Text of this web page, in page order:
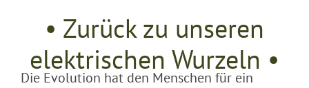
• Zurück zu unseren
elektrischen Wurzeln •
Die Evolution hat den Menschen für ein